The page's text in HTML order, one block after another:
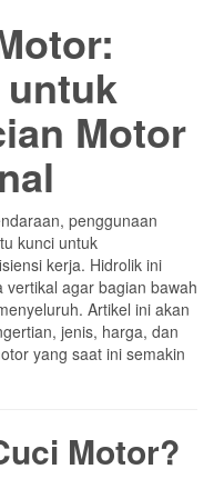
Motor
penggunaan
kunci untuk
kerja. Hidrolik ini
agar bagian bawah
Artikel ini akan
jenis, harga, dan
yang saat ini semakin
Motor?